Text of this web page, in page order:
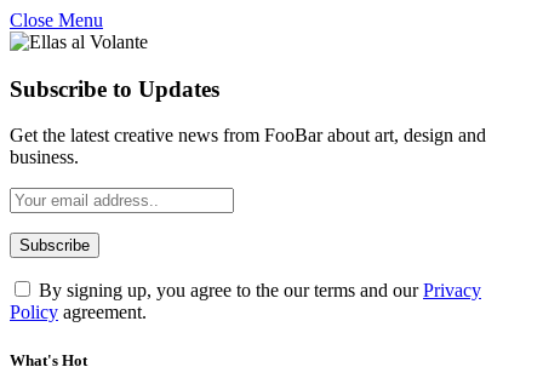
Close Menu
Subscribe to Updates
Get the latest creative news from FooBar about art, design and
business.
By signing up, you agree to the our terms and ourPrivacy
Policy agreement.
What's Hot